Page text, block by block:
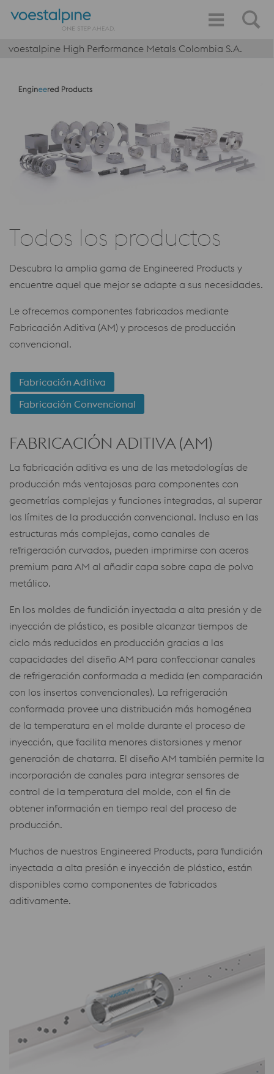
voestalpine High Performance Metals Colombia S.A.
Todos los productos
Descubra la amplia gama de Engineered Products y
encuentre aquel que mejor se adapte a sus necesidades.
Le ofrecemos componentes fabricados mediante
Fabricación Aditiva (AM) y procesos de producción
convencional.
Fabricación Aditiva
Fabricación Convencional
FABRICACIÓN ADITIVA (AM)
La fabricación aditiva es una de las metodologías de
producción más ventajosas para componentes con
geometrías complejas y funciones integradas, al superar
los límites de la producción convencional. Incluso en las
estructuras más complejas, como canales de
refrigeración curvados, pueden imprimirse con aceros
premium para AM al añadir capa sobre capa de polvo
metálico.
En los moldes de fundición inyectada a alta presión y de
inyección de plástico, es posible alcanzar tiempos de
ciclo más reducidos en producción gracias a las
capacidades del diseño AM para confeccionar canales
de refrigeración conformada a medida (en comparación
con los insertos convencionales). La refrigeración
conformada provee una distribución más homogénea
de la temperatura en el molde durante el proceso de
inyección, que facilita menores distorsiones y menor
generación de chatarra. El diseño AM también permite la
incorporación de canales para integrar sensores de
control de la temperatura del molde, con el fin de
obtener información en tiempo real del proceso de
producción.
Muchos de nuestros Engineered Products, para fundición
inyectada a alta presión e inyección de plástico, están
disponibles como componentes de fabricados
aditivamente.